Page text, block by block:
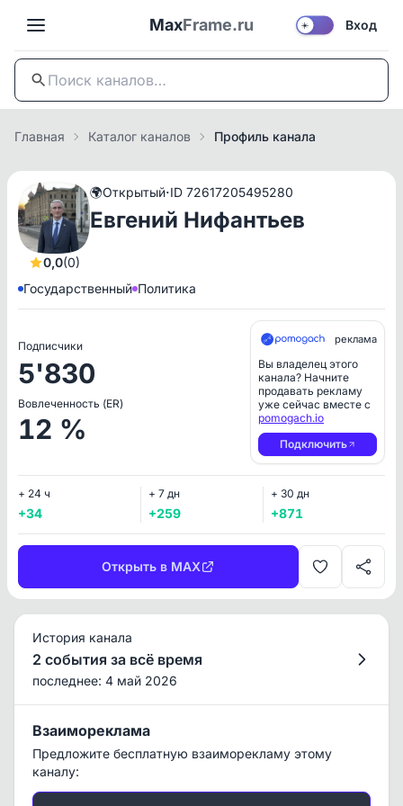
MaxFrame.ru ☀️ Вход
Главная Каталог каналов Профиль канала
0,0(0)
🌍Открытый·ID 72617205495280
Евгений Нифантьев
Государственный Политика
Подписчики
5'830
Вовлеченность (ER)
12 %
реклама
Вы владелец этого
канала? Начните
продавать рекламу
уже сейчас вместе с
pomogach.io
Подключить
+ 24 ч
+34
+ 7 дн
+259
+ 30 дн
+871
Открыть в MAX
История канала
2 события за всё время
последнее: 4 май 2026
Взаимореклама
Предложите бесплатную взаиморекламу этому
каналу: